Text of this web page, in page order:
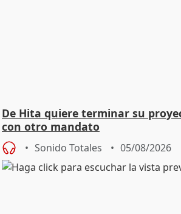
De Hita quiere terminar su
con otro mandato
Sonido Totales 05/08/2026